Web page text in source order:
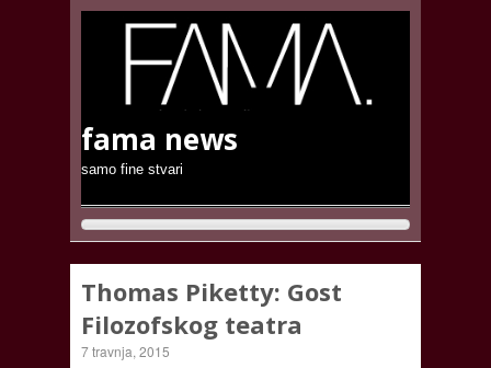
fama news
samo fine stvari
Thomas Piketty: Gost
Filozofskog teatra
7 travnja, 2015